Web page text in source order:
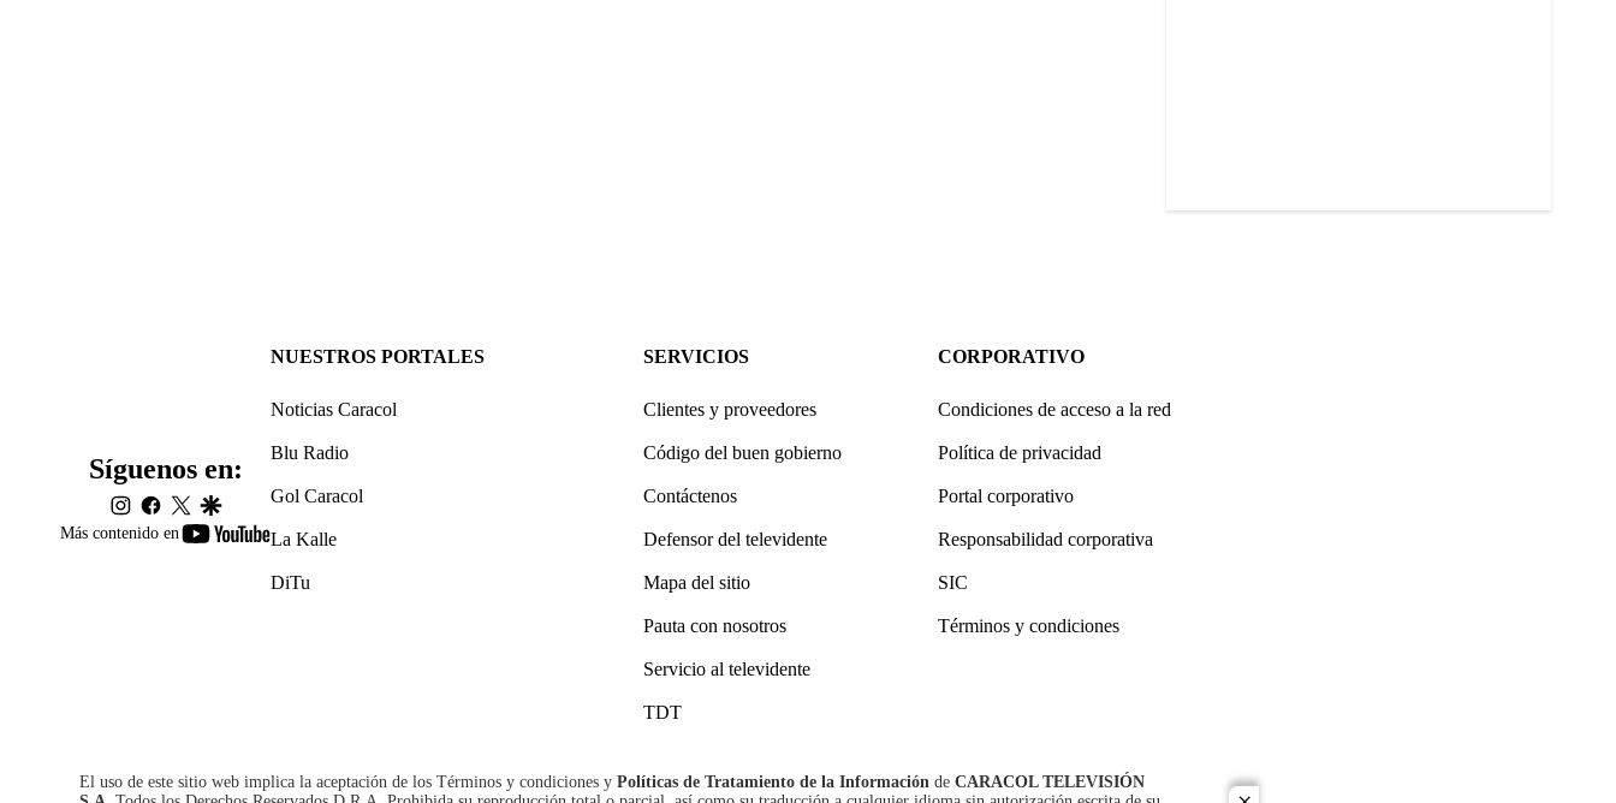
Más contenido en
youtube-
Síguenos en:
instagram
facebook
twittergoogle
NUESTROS PORTALES
Noticias Caracol
Blu Radio
Gol Caracol
La Kalle
DiTu
SERVICIOS
Clientes y proveedores
Código del buen gobierno
Contáctenos
Defensor del televidente
Mapa del sitio
Pauta con nosotros
Servicio al televidente
TDT
CORPORATIVO
Condiciones de acceso a la red
Política de privacidad
Portal corporativo
Responsabilidad corporativa
SIC
Términos y condiciones
El uso de este sitio web implica la aceptación de los Términos y condiciones y Políticas de Tratamiento de la Información de CARACOL TELEVISIÓN